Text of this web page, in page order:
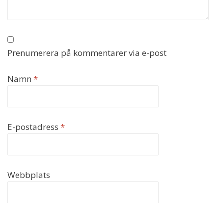
Prenumerera på kommentarer via e-post
Namn *
E-postadress *
Webbplats